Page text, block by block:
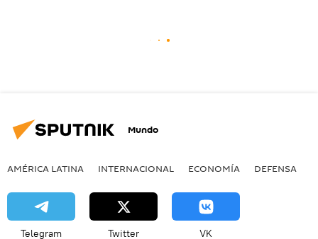
Mundo
AMÉRICA LATINA INTERNACIONAL ECONOMÍA DEFENSA
Telegram Twitter VK